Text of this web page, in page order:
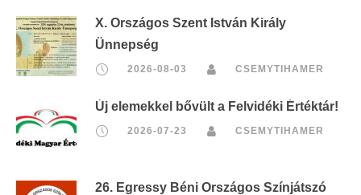
X. Országos Szent István Király
Ünnepség
2026-08-03 CSEMYTIHAMER
Új elemekkel bővült a Felvidéki Értéktár!
2026-07-23 CSEMYTIHAMER
26. Egressy Béni Országos Színjátszó